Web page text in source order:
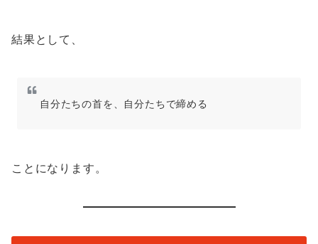
結果として、
自分たちの首を、自分たちで締める
ことになります。